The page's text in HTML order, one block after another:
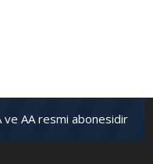
ve AA resmi abonesidir